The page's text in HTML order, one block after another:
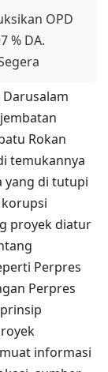
OPD
% DA.
Rokan
temukannya
yang di tutupi
proyek diatur
Perpres
Perpres
informasi